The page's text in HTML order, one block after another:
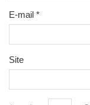
E-mail *
Site